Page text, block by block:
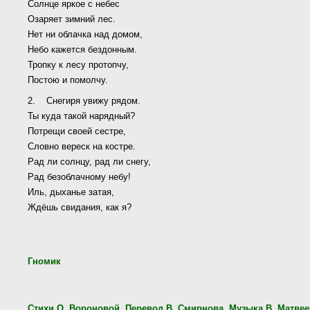
Солнце яркое с небес
Озаряет зимний лес.
Нет ни облачка над домом,
Небо кажется бездонным.
Тропку к лесу протопчу,
Постою и помолчу.
2. Снегиря увижу рядом.
Ты куда такой нарядный?
Потрещи своей сестре,
Словно вереск на костре.
Рад ли солнцу, рад ли снегу,
Рад безоблачному небу!
Иль, дыханье затая,
Ждёшь свидания, как я?
Гномик
Стихи О. Вороновой. Перевод В. Смирнова. Музыка В.